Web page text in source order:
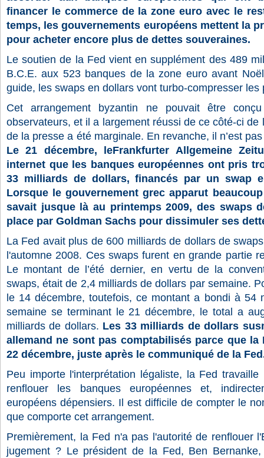
financer le commerce de la zone euro avec le
temps, les gouvernements européens mettent la
pour acheter encore plus de dettes souveraines.
Le soutien de la Fed vient en supplément des 489
B.C.E. aux 523 banques de la zone euro avant
guide, les swaps en dollars vont turbo-compresser
Cet arrangement byzantin ne pouvait être
observateurs, et il a largement réussi de ce côté-ci de
de la presse a été marginale. En revanche, il n’est
Le 21 décembre, leFrankfurter Allgemeine
internet que les banques européennes ont pris
33 milliards de dollars, financés par un swap
Lorsque le gouvernement grec apparut
savait jusque là au printemps 2009, des swaps
place par Goldman Sachs pour dissimuler ses
La Fed avait plus de 600 milliards de dollars de
l'automne 2008. Ces swaps furent en grande partie
Le montant de l’été dernier, en vertu de la
swaps, était de 2,4 milliards de dollars par semaine.
le 14 décembre, toutefois, ce montant a bondi à 54
semaine se terminant le 21 décembre, le total a
milliards de dollars. Les 33 milliards de dollars
allemand ne sont pas comptabilisés parce que la
22 décembre, juste après le communiqué de la
Peu importe l'interprétation légaliste, la Fed
renflouer les banques européennes et,
européens dépensiers. Il est difficile de compter le
que comporte cet arrangement.
Premièrement, la Fed n'a pas l'autorité de renflouer
jugement ? Le président de la Fed, Ben